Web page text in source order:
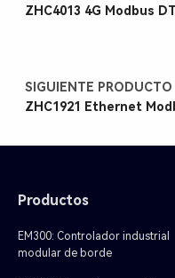
ZHC4013 4G Modbus
SIGUIENTE PRODUCTO
ZHC1921 Ethernet
Productos
EM300: Controlador industrial
modular de borde